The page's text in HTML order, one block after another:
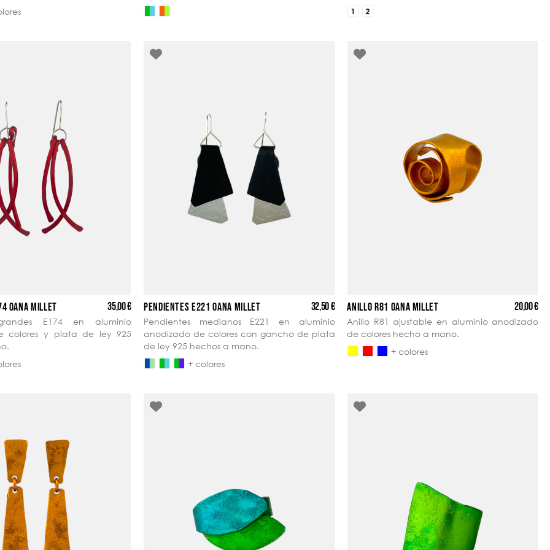
OANA MILLET 35,00 €
E174 en aluminio
colores y plata de ley 925
PENDIENTES E221 OANA MILLET 32,50 €
Pendientes medianos E221 en aluminio
anodizado de colores con gancho de plata
de ley 925 hechos a mano.
+ colores
ANILLO R81 OANA MILLET 20,00 €
Anillo R81 ajustable en aluminio anodizado
de colores hecho a mano.
+ colores